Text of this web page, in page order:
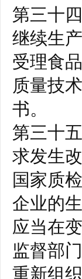
第三十
继续生
受理食
质量技
书。
第三十
求发生
国家质
企业的
应当在
监督部
重新组